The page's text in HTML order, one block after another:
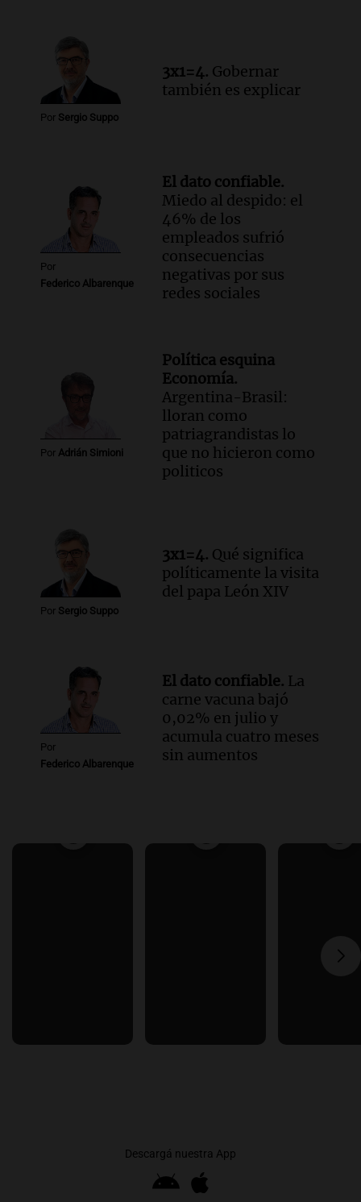
Por Sergio Suppo
3x1=4. Gobernar
también es explicar
Por
Federico Albarenque
El dato confiable.
Miedo al despido: el
46% de los
empleados sufrió
consecuencias
negativas por sus
redes sociales
Por Adrián Simioni
Política esquina
Economía.
Argentina-Brasil:
lloran como
patriagrandistas lo
que no hicieron como
politicos
Por Sergio Suppo
3x1=4. Qué significa
políticamente la visita
del papa León XIV
Por
Federico Albarenque
El dato confiable. La
carne vacuna bajó
0,02% en julio y
acumula cuatro meses
sin aumentos
Descargá nuestra App